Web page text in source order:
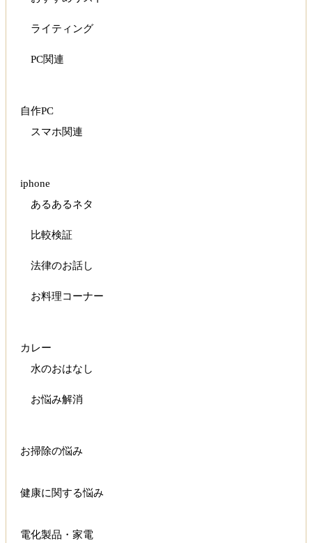
ライティング
PC関連
自作PC
スマホ関連
iphone
あるあるネタ
比較検証
法律のお話し
お料理コーナー
カレー
水のおはなし
お悩み解消
お掃除の悩み
健康に関する悩み
電化製品・家電